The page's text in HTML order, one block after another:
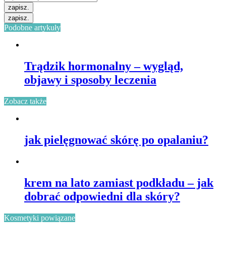
zapisz.
zapisz.
Podobne artykuły
Trądzik hormonalny – wygląd,
objawy i sposoby leczenia
Zobacz także
jak pielęgnować skórę po opalaniu?
krem na lato zamiast podkładu – jak
dobrać odpowiedni dla skóry?
Kosmetyki powiązane